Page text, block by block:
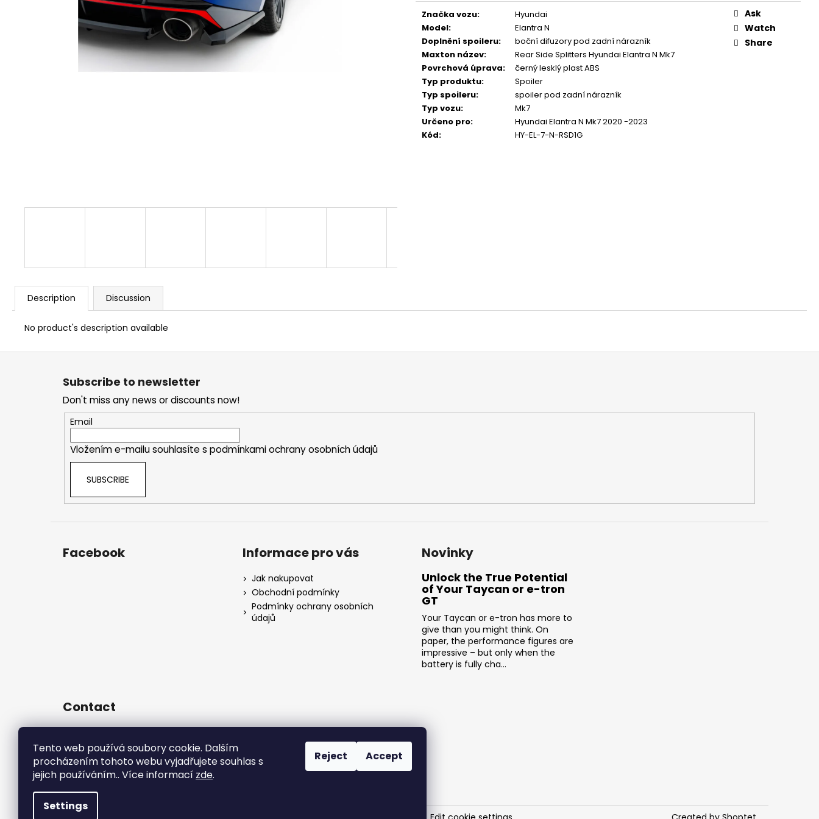
Tento web používá soubory cookie. Dalším
procházením tohoto webu vyjadřujete souhlas s
jejich používáním.. Více informací zde.
Settings
Reject Accept
price:
Značka vozu:
Hyundai
Model:
Elantra N
Doplnění spoileru:
boční difuzory pod zadní nárazník
Maxton název:
Rear Side Splitters Hyundai Elantra N Mk7
Povrchová úprava:
černý lesklý plast ABS
Typ produktu:
Spoiler
Typ spoileru:
spoiler pod zadní nárazník
Typ vozu:
Mk7
Určeno pro:
Hyundai Elantra N Mk7 2020 -2023
Kód: HY-EL-7-N-RSD1G
Ask
Watch
Share
Description Discussion
No product's description available
GIFT VOUCHER ON-LINE
€4
NGK ČERVENÝ ZAPALOVACÍ MODUL
2.0TFSI 2.0TSI EA113 EA888.1/2
€34
APR SPORTOVNÍ ZAPALOVACÍ MODUL
2.0TSI 2.5TFSI A DALŠÍ
F
Subscribe to newsletter
Don't miss any news or discounts now!
Email
Vložením e-mailu souhlasíte s podmínkami ochrany osobních údajů
SUBSCRIBE
Facebook Informace pro vás
Jak nakupovat
Obchodní podmínky
Podmínky ochrany osobních
údajů
Novinky
Unlock the True Potential
of Your Taycan or e-tron
GT
Your Taycan or e-tron has more to
give than you might think. On
paper, the performance figures are
impressive – but only when the
battery is fully cha...
Contact
728737662
https://www.facebook.com/RSR
Czech/